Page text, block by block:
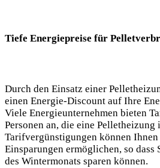
Tiefe Energiepreise für
Durch den Einsatz einer
einen Energie-Discount auf Ihre
Viele Energieunternehmen bieten
Personen an, die eine
Tarifvergünstigungen können Ihnen
Einsparungen ermöglichen, so dass
des Wintermonats sparen können.